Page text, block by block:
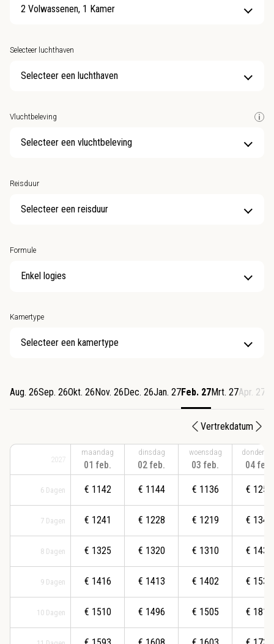
2 Volwassenen, 1 Kamer
Selecteer luchthaven
Selecteer een luchthaven
Vluchtbeleving
Selecteer een vluchtbeleving
Reisduur
Selecteer een reisduur
Formule
Kamertype
Selecteer een kamertype
Aug. 26Sep. 26Okt. 26 Nov. 26 Dec. 26Jan. 27Feb. 27Mrt. 27Apr. 27
Vertrekdatum
2027
6 Dagen
7 Dagen
8 Dagen
9 Dagen
10 Dagen
maandag
01 feb.
€ 1142
€ 1241
€ 1325
€ 1416
€ 1510
dinsdag
02 feb.
€ 1144
€ 1228
€ 1320
€ 1413
€ 1496
woensdag
03 feb.
€ 1136
€ 1219
€ 1310
€ 1402
€ 1505
04 feb.
€ 1251
€ 1345
€ 1439
€ 1539
€ 1815